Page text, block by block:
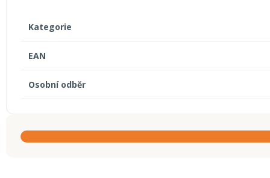
Kategorie
EAN
Osobní odběr